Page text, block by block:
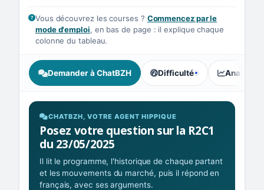
Vous découvrez les courses ? Commencez par le
mode d'emploi, en bas de page : il explique chaque
colonne du tableau.
Demander à ChatBZH Difficulté
, tendance des parieurs :
Analyse
CHATBZH, VOTRE AGENT HIPPIQUE
Posez votre question sur la R2C1
du 23/05/2025
Il lit le programme, l'historique de chaque partant
et les mouvements du marché, puis il répond en
français, avec ses arguments.